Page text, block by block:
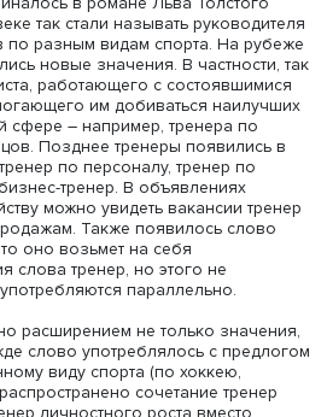
например редактор и
пояснила Ольга
с увеличением количества
специалиста
не только
статей и других материалов, но
взаимодействием с ними, а
в социальных сетях, их
читателей. Это
вакансий и примерами
обозначало
к соревнованиям по конному
в романе Льва
веке так стали называть
по разным видам спорта. На